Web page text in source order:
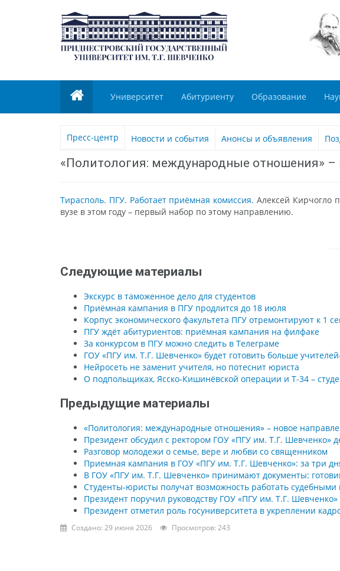
Университет Абитуриенту Образование
Пресс-центр Новости и события Анонсы и объявления
«Политология: международные отношения»
Тирасполь. ПГУ. Работает приёмная комиссия. Алексей Кирчогло
вузе в этом году – первый набор по этому направлению.
Следующие материалы
Экскурс в таможенное дело для студентов
Приёмная кампания в ПГУ продлится до 18 июля
Корпус экономического факультета ПГУ отремонтируют к 1
ПГУ ждёт абитуриентов: приёмная кампания на филфаке
За конкурсом в ПГУ можно следить в Телеграме
ГОУ «ПГУ им. Т.Г. Шевченко» будет готовить больше
Нейросеть не заменит учителя, но потеснит юриста
О подпольщиках, Ясско-Кишинёвской операции и Т-34 –
Предыдущие материалы
«Политология: международные отношения» – новое
Президент обсудил с ректором ГОУ «ПГУ им. Т.Г. Шевченко»
Разговор молодежи о семье, вере и любви со священником
Приемная кампания в ГОУ «ПГУ им. Т.Г. Шевченко»: за три
В ГОУ «ПГУ им. Т.Г. Шевченко» принимают документы:
Студенты-юристы получат возможность работать судебными
Президент поручил руководству ГОУ «ПГУ им. Т.Г.
Президент отметил роль госуниверситета в укреплении
Создано: 29 июня 2026 Просмотров: 243